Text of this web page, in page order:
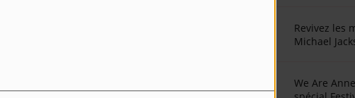
Revivez les
Michael
We Are